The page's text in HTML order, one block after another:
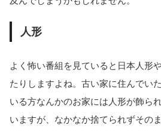
人形
よく怖い番組を見ていると日本人形
たりしますよね。古い家に住んでい
いる方なんかのお家には人形が飾ら
いますが、なかなか捨てられずその